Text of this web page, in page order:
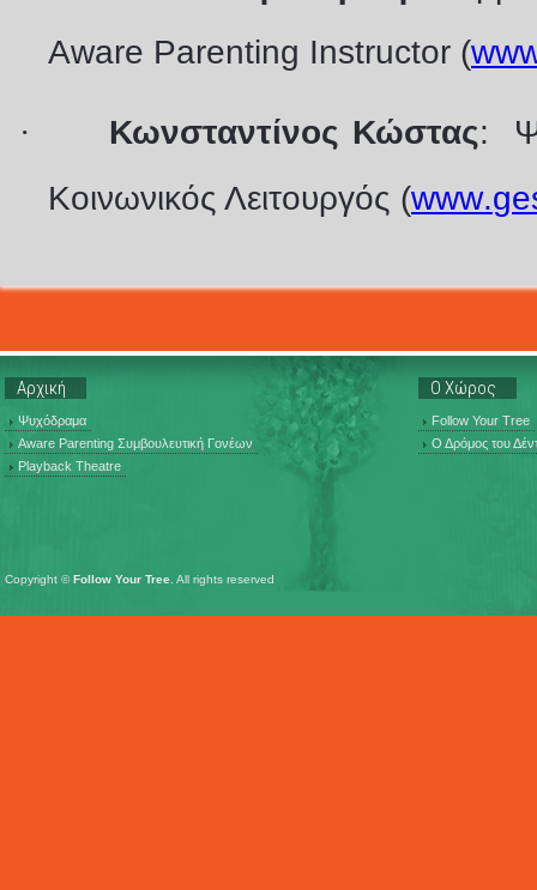
Aware Parenting Instructor (
· Κωνσταντίνος Κώστας:
Κοινωνικός Λειτουργός (www.
Αρχική
Ψυχόδραμα
Aware Parenting Συμβουλευτική Γονέων
Playback Theatre
Ο Χώρος
Follow Your Tree
Ο Δρόμος του
Copyright © Follow Your Tree. All rights reserved